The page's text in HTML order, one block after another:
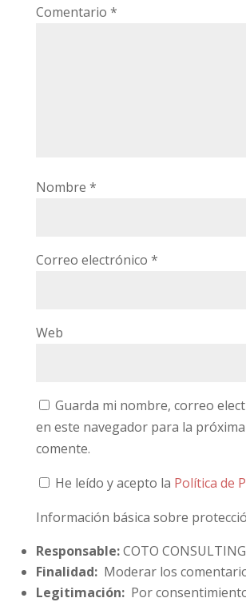
Comentario *
Nombre *
Correo electrónico *
Web
Guarda mi nombre, correo
en este navegador para la
comente.
He leído y acepto la Política de
Información básica sobre
Responsable:COTO CONSULTING
Finalidad:Moderar los
Legitimación:Por